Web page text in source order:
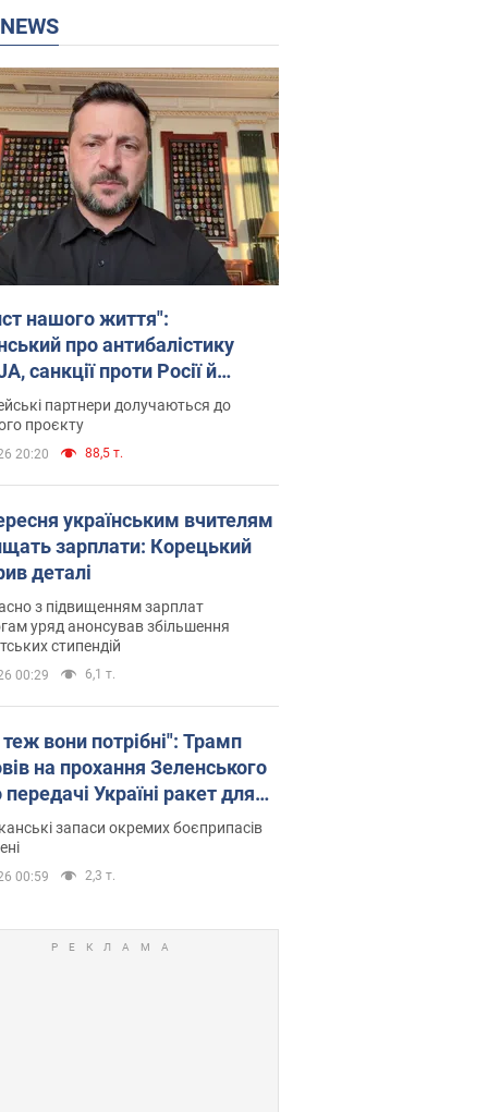
NEWS
нашого життя":
про антибалістику
санкції проти Росії й
аграріїв. Відео
партнери долучаються до
проєкту
20:20 88,5 т.
українським вчителям
зарплати: Корецький
деталі
з підвищенням зарплат
уряд анонсував збільшення
стипендій
00:29 6,1 т.
вони потрібні": Трамп
на прохання Зеленського
Україні ракет для
запаси окремих боєприпасів
00:59 2,3 т.